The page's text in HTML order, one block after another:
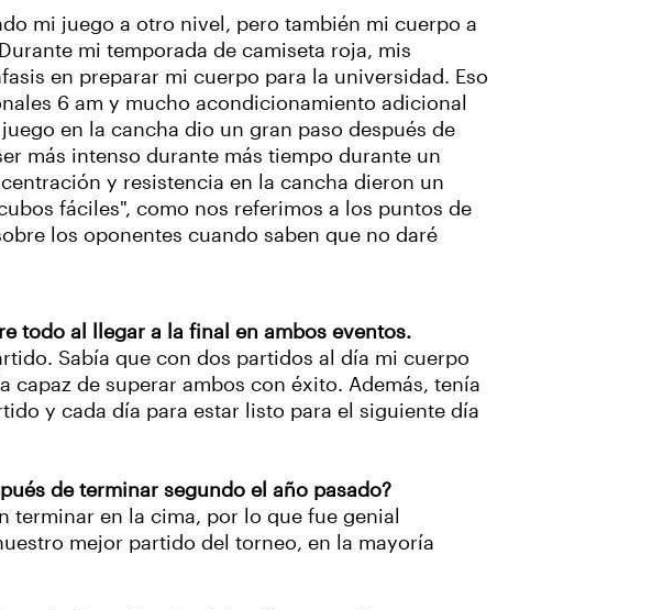
mi juego a otro nivel, pero también mi cuerpo a
mi temporada de camiseta roja, mis
en preparar mi cuerpo para la universidad. Eso
6 am y mucho acondicionamiento adicional
en la cancha dio un gran paso después de
más intenso durante más tiempo durante un
y resistencia en la cancha dieron un
fáciles", como nos referimos a los puntos de
los oponentes cuando saben que no daré
todo al llegar a la final en ambos eventos.
Sabía que con dos partidos al día mi cuerpo
de superar ambos con éxito. Además, tenía
y cada día para estar listo para el siguiente día
de terminar segundo el año pasado?
terminar en la cima, por lo que fue genial
mejor partido del torneo, en la mayoría